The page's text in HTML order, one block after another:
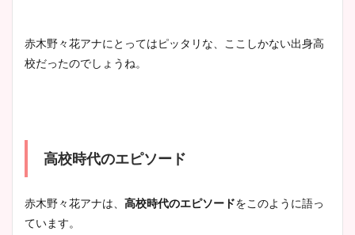
赤木野々花アナにとってはピッタリな、ここしかない出身高
校だったのでしょうね。
高校時代のエピソード
赤木野々花アナは、 高校時代のエピソードをこのように語っ
ています。